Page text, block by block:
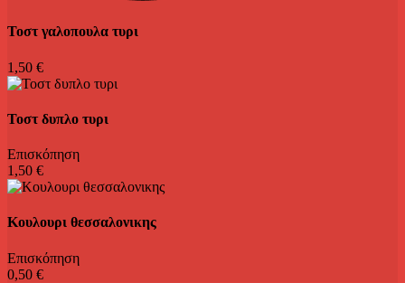
Τοστ γαλοπουλα τυρι
1,50 €
Τοστ δυπλο τυρι
Επισκόπηση
1,50 €
Κουλουρι θεσσαλονικης
Επισκόπηση
0,50 €